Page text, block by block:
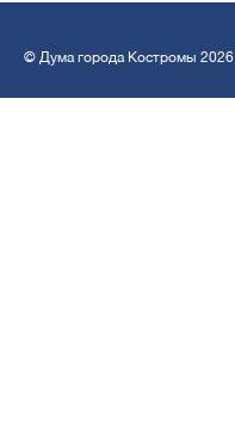
© Дума города Костромы 2026